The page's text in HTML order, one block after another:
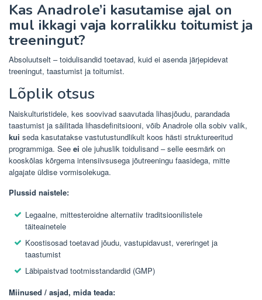
Kas Anadrole’i ​​kasutamise ajal on
mul ikkagi vaja korralikku toitumist ja
treeningut?
Absoluutselt – toidulisandid toetavad, kuid ei asenda järjepidevat
treeningut, taastumist ja toitumist.
Lõplik otsus
Naiskulturistidele, kes soovivad saavutada lihasjõudu, parandada
taastumist ja säilitada lihasdefinitsiooni, võib Anadrole olla sobiv valik,
kui seda kasutatakse vastutustundlikult koos hästi struktureeritud
programmiga. See ei ole juhuslik toidulisand – selle eesmärk on
kooskõlas kõrgema intensiivsusega jõutreeningu faasidega, mitte
algajate üldise vormisolekuga.
Plussid naistele:
Legaalne, mittesteroidne alternatiiv traditsioonilistele
täiteainetele
Koostisosad toetavad jõudu, vastupidavust, vereringet ja
taastumist
Läbipaistvad tootmisstandardid (GMP)
Miinused / asjad, mida teada: